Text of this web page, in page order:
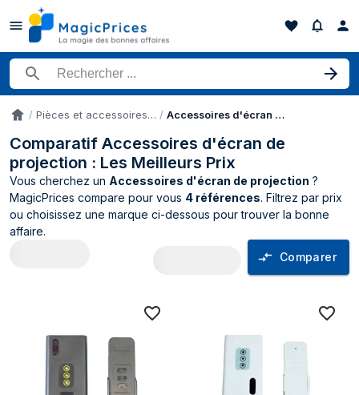
Rechercher un produit
Accueil Pièces et accessoires de projecteurs Accessoires d'écran de projection
Comparatif Accessoires d'écran de
projection : Les Meilleurs Prix
Vous cherchez un Accessoires d'écran de projection ?
MagicPrices compare pour vous 4 références. Filtrez par prix
ou choisissez une marque ci-dessous pour trouver la bonne
affaire.
Comparer
Comparateur de prix Accessoires